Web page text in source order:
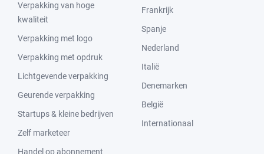
Verpakking van hoge
kwaliteit
Verpakking met logo
Verpakking met opdruk
Lichtgevende verpakking
Geurende verpakking
Startups & kleine bedrijven
Zelf marketeer
Handel op abonnement
Frankrijk
Spanje
Nederland
Italië
Denemarken
België
Internationaal